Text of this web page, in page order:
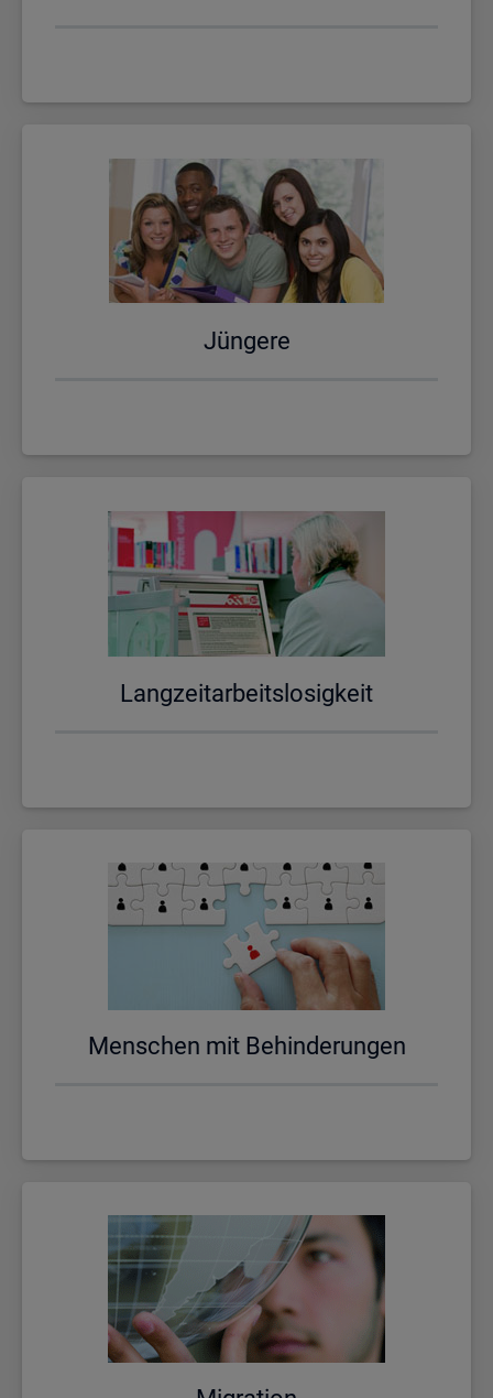
Jün­ge­re
Lang­zeit­ar­beits­lo­sig­keit
Men­schen mit Be­hin­de­run­gen